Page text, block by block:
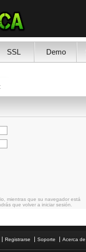
SSL Demo
mientras que su navegador está
que volver a iniciar sesión.
Registrarse Soporte Acerca de